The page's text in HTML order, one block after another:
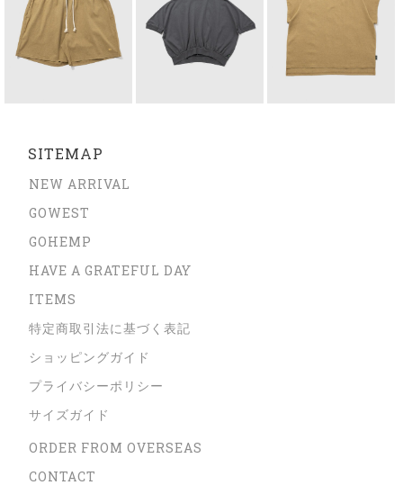
SITEMAP
NEW ARRIVAL
GOWEST
GOHEMP
HAVE A GRATEFUL DAY
ITEMS
特定商取引法に基づく表記
ショッピングガイド
プライバシーポリシー
サイズガイド
ORDER FROM OVERSEAS
CONTACT